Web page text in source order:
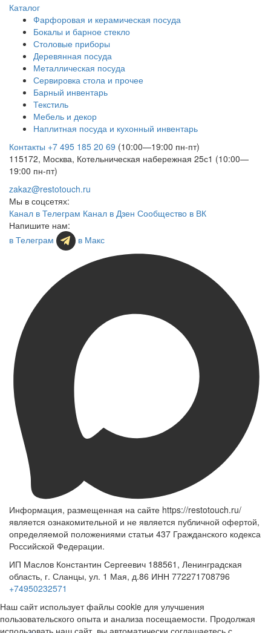
Каталог
Фарфоровая и керамическая посуда
Бокалы и барное стекло
Столовые приборы
Деревянная посуда
Металлическая посуда
Сервировка стола и прочее
Барный инвентарь
Текстиль
Мебель и декор
Наплитная посуда и кухонный инвентарь
Контакты +7 495 185 20 69 (10:00—19:00 пн-пт)
115172, Москва, Котельническая набережная 25с1 (10:00—
19:00 пн-пт)
zakaz@restotouch.ru
Мы в соцсетях:
Канал в Телеграм Канал в Дзен Сообщество в ВК
Напишите нам:
в Телеграм
в Макс
Информация, размещенная на сайте https://restotouch.ru/
является ознакомительной и не является публичной офертой,
определяемой положениями статьи 437 Гражданского кодекса
Российской Федерации.
ИП Маслов Константин Сергеевич 188561, Ленинградская
область, г. Сланцы, ул. 1 Мая, д.86 ИНН 772271708796
+74950232571
Наш сайт использует файлы cookie для улучшения
пользовательского опыта и анализа посещаемости. Продолжая
использовать наш сайт, вы автоматически соглашаетесь с